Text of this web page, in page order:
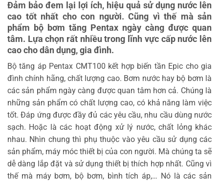
Đảm bảo đem lại lợi ích, hiệu quả sử dụng nước lên
cao tốt nhất cho con người. Cũng vì thế mà sản
phẩm bộ bơm tăng Pentax ngày càng được quan
tâm. Lựa chọn rất nhiều trong lĩnh vực cấp nước lên
cao cho dân dụng, gia đình.
Bộ tăng áp Pentax CMT100 kết hợp biến tần Epic cho gia
đình chính hãng, chất lượng cao. Bơm nước hay bộ bơm là
các sản phẩm ngày càng được quan tâm hơn cả. Chúng là
những sản phẩm có chất lượng cao, có khả năng làm việc
tốt. Đáp ứng được đầy đủ các yêu cầu, nhu cầu dùng nước
sạch. Hoặc là các hoạt động xử lý nước, chất lỏng khác
nhau. Nhìn chung thì phụ thuộc vào yêu cầu sử dụng các
sản phẩm, máy móc thiết bị của con người. Mà chúng ta sẽ
dễ dàng lắp đặt và sử dụng thiết bị thích hợp nhất. Cũng vì
thế mà máy bơm, bộ bơm, bình tích áp,… Nó là các sản